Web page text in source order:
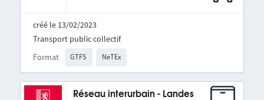
créé le 13/02/2023
Format GTFS NeTEx
Transport public collectif
Réseau interurbain - Landes